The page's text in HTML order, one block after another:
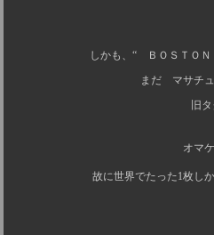
しかも、“ ＢＯＳＴＯＮ Ｍ
まだ マサチューセッツ に
旧タグの付く、
オマケに 当時の
故に世界でたった1枚しか存